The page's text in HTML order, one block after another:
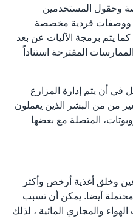
وحقول المستخدمين
ووصفات فردية مخصصة
يتم برمجة الآليات عن بعد
المقترحة استناداً
أن يتم إدارة المزارع
من من البشر الذين يعملون
المتصلة مع بعضها
وخلق أغذية أرخص وأكثر
أيضا. يمكن أن تسبب
والمجاري المائية ، لذلك